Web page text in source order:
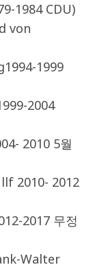
1984 CDU)
von
1999
2004
2010 5월
2010- 2012
2017 무정
Walter